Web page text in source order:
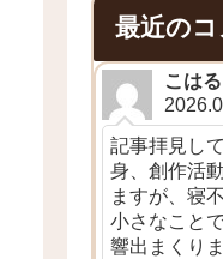
最近のコ
こは
記事拝見し
身、創作活
ますが、寝
小さなこと
響出まくり